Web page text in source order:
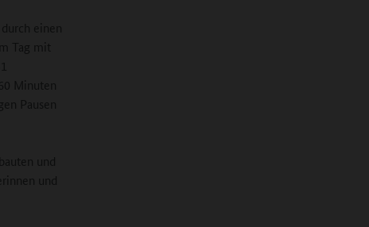
einen
Tag mit
Minuten
Pausen
und
und